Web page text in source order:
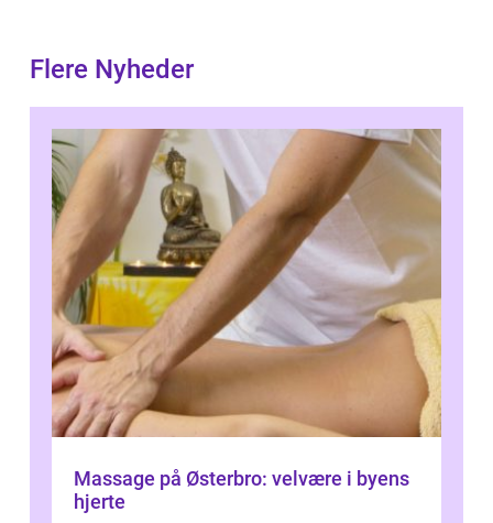
Flere Nyheder
Massage på Østerbro: velvære i byens
hjerte